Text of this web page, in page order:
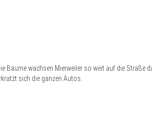
Bäume wachsen Mierweiler so weit auf die Straße
sich die ganzen Autos.